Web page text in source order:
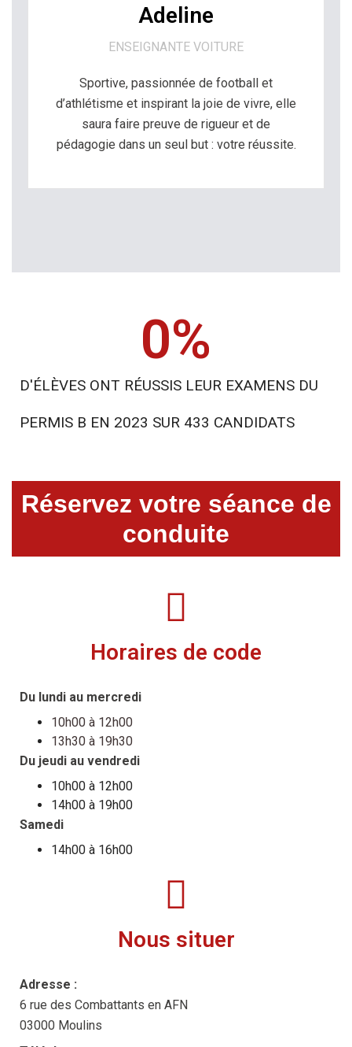
Adeline
ENSEIGNANTE VOITURE
Sportive, passionnée de football et
d’athlétisme et inspirant la joie de vivre, elle
saura faire preuve de rigueur et de
pédagogie dans un seul but : votre réussite.
D'ÉLÈVES ONT RÉUSSIS LEUR EXAMENS DU
PERMIS B EN 2023 SUR 433 CANDIDATS
0%
Réservez votre séance de
conduite
Horaires de code
Du lundi au mercredi
10h00 à 12h00
13h30 à 19h30
Du jeudi au vendredi
10h00 à 12h00
14h00 à 19h00
Samedi
14h00 à 16h00
Nous situer
Adresse :
6 rue des Combattants en AFN
03000 Moulins